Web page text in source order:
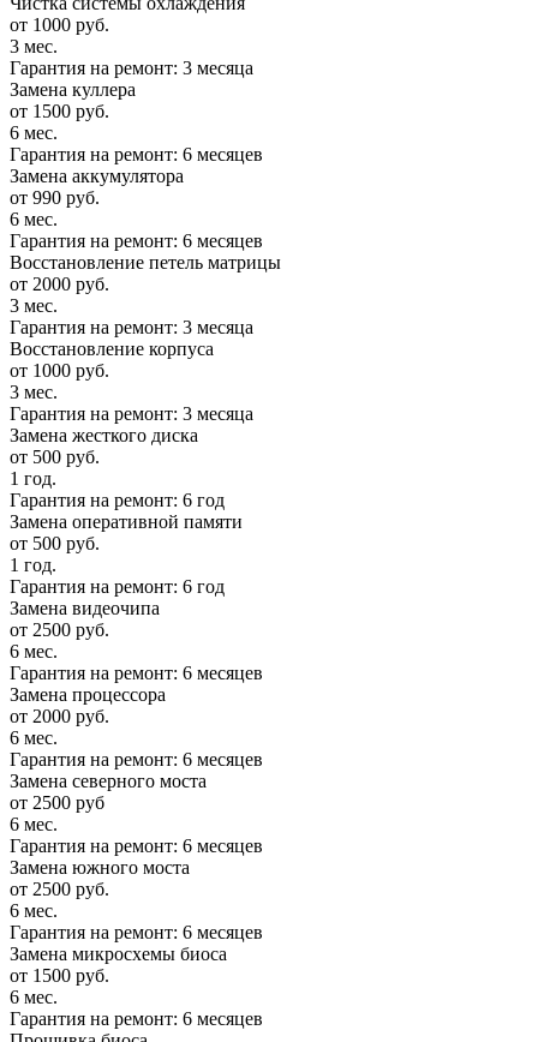
от 1000 руб.
3 мес.
Гарантия на ремонт: 3 месяца
Замена куллера
от 1500 руб.
6 мес.
Гарантия на ремонт: 6 месяцев
Замена аккумулятора
от 990 руб.
6 мес.
Гарантия на ремонт: 6 месяцев
Восстановление петель матрицы
от 2000 руб.
3 мес.
Гарантия на ремонт: 3 месяца
Восстановление корпуса
от 1000 руб.
3 мес.
Гарантия на ремонт: 3 месяца
Замена жесткого диска
от 500 руб.
1 год.
Гарантия на ремонт: 6 год
Замена оперативной памяти
от 500 руб.
1 год.
Гарантия на ремонт: 6 год
Замена видеочипа
от 2500 руб.
6 мес.
Гарантия на ремонт: 6 месяцев
Замена процессора
от 2000 руб.
6 мес.
Гарантия на ремонт: 6 месяцев
Замена северного моста
от 2500 руб
6 мес.
Гарантия на ремонт: 6 месяцев
Замена южного моста
от 2500 руб.
6 мес.
Гарантия на ремонт: 6 месяцев
Замена микросхемы биоса
от 1500 руб.
6 мес.
Гарантия на ремонт: 6 месяцев